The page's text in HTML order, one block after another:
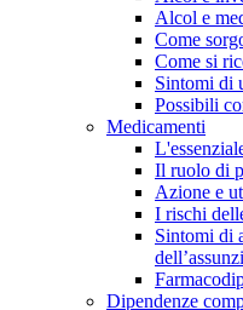
Alcol e
Come
Come si
Sintomi di
Possibili
Medicamenti
Il ruolo di
Azione e
I rischi
Sintomi di
Dipendenze